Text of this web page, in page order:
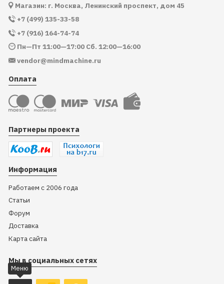
Магазин: г. Москва, Ленинский проспект, дом 45
+7 (499) 135-33-58
+7 (916) 164-74-74
Пн—Пт 11:00—17:00 Сб. 12:00—16:00
vendor@mindmachine.ru
Оплата
Партнеры проекта
Информация
Работаем с 2006 года
Статьи
Форум
Доставка
Карта сайта
Мы в социальных сетях
Меню